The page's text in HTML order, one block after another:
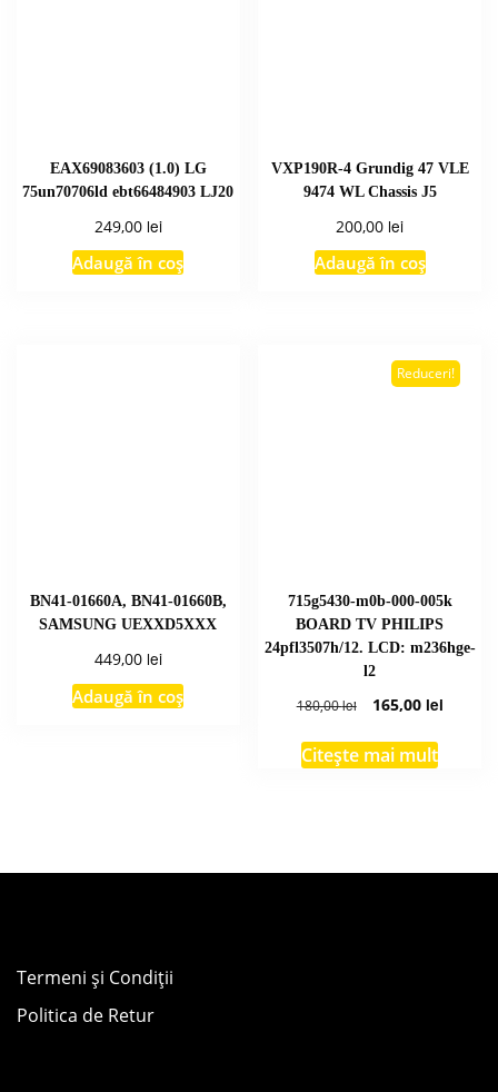
EAX69083603 (1.0) LG
75un70706ld ebt66484903 LJ20
249,00 lei
Adaugă în coș
VXP190R-4 Grundig 47 VLE
9474 WL Chassis J5
200,00 lei
Adaugă în coș
BN41-01660A, BN41-01660B,
SAMSUNG UEXXD5XXX
449,00 lei
Adaugă în coș
Reduceri!
715g5430-m0b-000-005k
BOARD TV PHILIPS
24pfl3507h/12. LCD: m236hge-
l2
180,00lei
Prețul
a
fost:
165,00 leiPrețul
Citește mai mult
Termeni și Condiții
Politica de Retur